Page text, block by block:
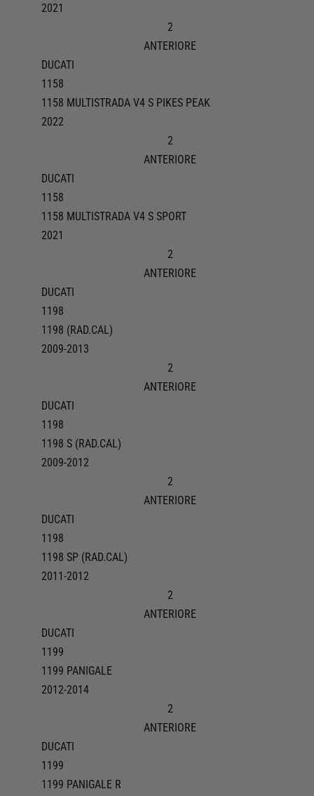
2021
2
ANTERIORE
DUCATI
1158
1158 MULTISTRADA V4 S PIKES PEAK
2022
2
ANTERIORE
DUCATI
1158
1158 MULTISTRADA V4 S SPORT
2021
2
ANTERIORE
DUCATI
1198
1198 (RAD.CAL)
2009-2013
2
ANTERIORE
DUCATI
1198
1198 S (RAD.CAL)
2009-2012
2
ANTERIORE
DUCATI
1198
1198 SP (RAD.CAL)
2011-2012
2
ANTERIORE
DUCATI
1199
1199 PANIGALE
2012-2014
2
ANTERIORE
DUCATI
1199
1199 PANIGALE R